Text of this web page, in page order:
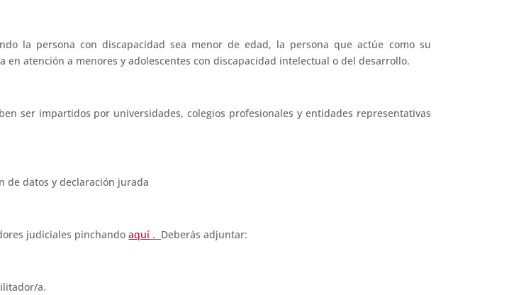
la persona con discapacidad sea menor de edad, la persona que actúe como su
atención a menores y adolescentes con discapacidad intelectual o del desarrollo.
ser impartidos por universidades, colegios profesionales y entidades representativas
de datos y declaración jurada
judiciales pinchandoaquí . Deberás adjuntar:
a.